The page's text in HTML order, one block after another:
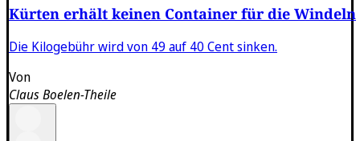
Kürten erhält keinen Container für die Windeln
Die Kilogebühr wird von 49 auf 40 Cent sinken.
Von
Claus Boelen-Theile